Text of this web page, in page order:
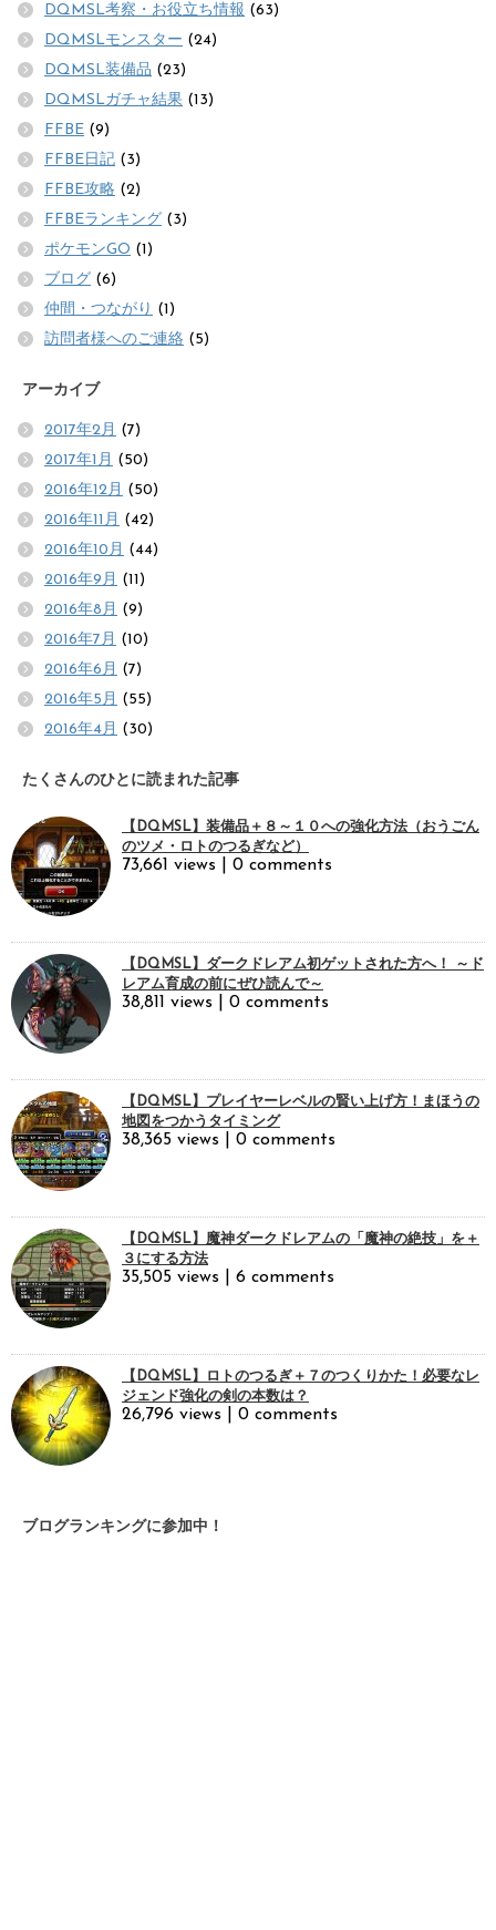
DQMSL考察・お役立ち情報 (63)
DQMSLモンスター (24)
DQMSL装備品 (23)
DQMSLガチャ結果 (13)
FFBE (9)
FFBE日記 (3)
FFBE攻略 (2)
FFBEランキング (3)
ポケモンGO (1)
ブログ (6)
仲間・つながり (1)
訪問者様へのご連絡 (5)
アーカイブ
2017年2月 (7)
2017年1月 (50)
2016年12月 (50)
2016年11月 (42)
2016年10月 (44)
2016年9月 (11)
2016年8月 (9)
2016年7月 (10)
2016年6月 (7)
2016年5月 (55)
2016年4月 (30)
たくさんのひとに読まれた記事
【DQMSL】装備品＋８～１０への強化方法（おうごん
のツメ・ロトのつるぎなど）
73,661 views 0 comments
【DQMSL】ダークドレアム初ゲットされた方へ！ ～ド
レアム育成の前にぜひ読んで～
38,811 views 0 comments
【DQMSL】プレイヤーレベルの賢い上げ方！まほうの
地図をつかうタイミング
38,365 views 0 comments
【DQMSL】魔神ダークドレアムの「魔神の絶技」を＋
３にする方法
35,505 views 6 comments
【DQMSL】ロトのつるぎ＋７のつくりかた！必要なレ
ジェンド強化の剣の本数は？
26,796 views 0 comments
ブログランキングに参加中！